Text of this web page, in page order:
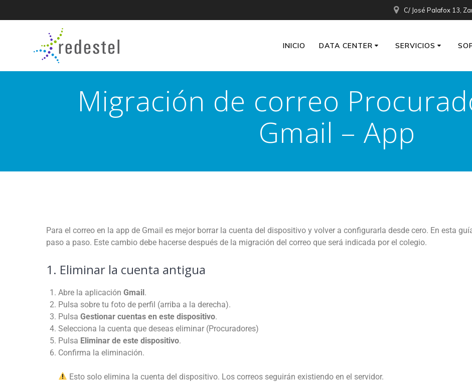
C/ José Palafox 13,
INICIO DATA CENTER SERVICIOS
Migración de correo
Gmail – App
Para el correo en la app de Gmail es mejor borrar la cuenta del dispositivo y volver a configurarla desde cero. En esta
paso a paso. Este cambio debe hacerse después de la migración del correo que será indicada por el colegio.
1. Eliminar la cuenta antigua
Abre la aplicaciónGmail.
Pulsa sobre tu foto de perfil (arriba a la derecha).
PulsaGestionar cuentas en este dispositivo.
Selecciona la cuenta que deseas eliminar (Procuradores)
Pulsa Eliminar de este dispositivo.
Confirma la eliminación.
Esto solo elimina la cuenta del dispositivo. Los correos seguirán existiendo en el servidor.